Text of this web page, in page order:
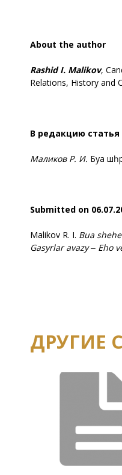
Аbout the author
Rashid I. Malikov,
Relations, History and
В редакцию статья
Маликов Р. И. Буа
Submitted on 06.07
Malikov R. I. Bua shеһе
Gasyrlar avazy ‒ Eho
ДРУГИЕ